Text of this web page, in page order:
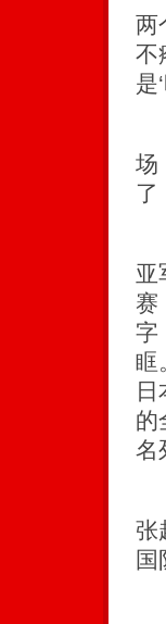
两
不
是
场
了
亚
赛
字
眶
的
名
张
国